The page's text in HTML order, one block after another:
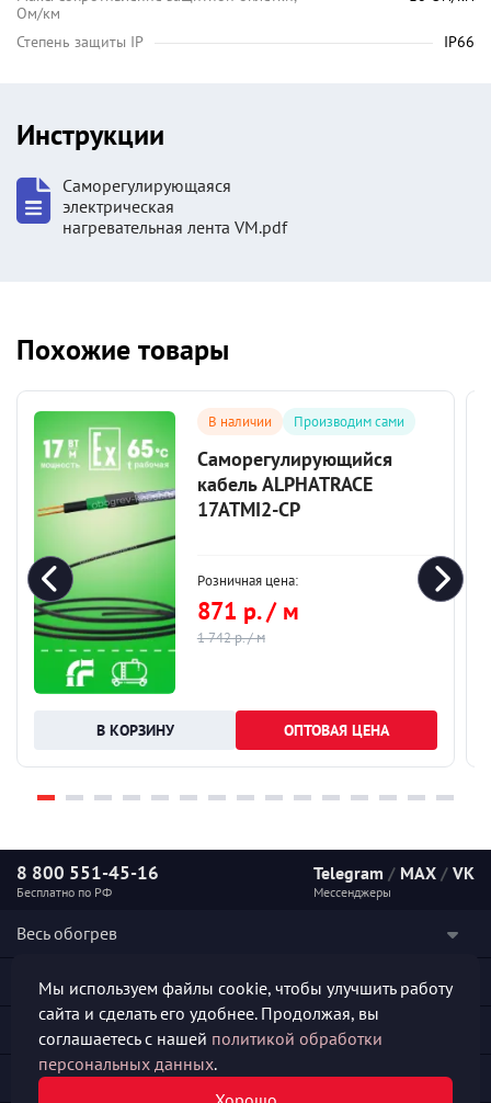
Ом/км
Степень защиты IP IP66
Инструкции
Саморегулирующаяся
электрическая
нагревательная лента VM.pdf
Похожие товары
В наличии Производим сами
Саморегулирующийся
кабель ALPHATRACE
17ATMI2-CP
Розничная цена:
871 р. / м
1 742 р. / м
ОПТОВАЯ ЦЕНА
8 800 551-45-16
Бесплатно по РФ
Telegram / MAX / VK
Мессенджеры
Весь обогрев
Наши услуги
Полезная информация
Мы используем файлы cookie, чтобы улучшить работу
сайта и сделать его удобнее. Продолжая, вы
соглашаетесь с нашей политикой обработки
персональных данных.